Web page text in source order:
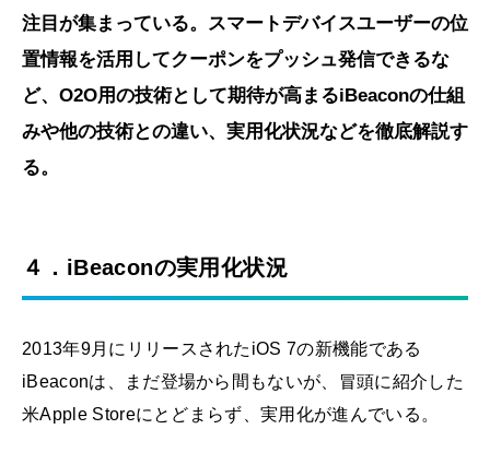
注目が集まっている。スマートデバイスユーザーの位
置情報を活用してクーポンをプッシュ発信できるな
ど、O2O用の技術として期待が高まるiBeaconの仕組
みや他の技術との違い、実用化状況などを徹底解説す
る。
４．iBeaconの実用化状況
2013年9月にリリースされたiOS 7の新機能である
iBeaconは、まだ登場から間もないが、冒頭に紹介した
米Apple Storeにとどまらず、実用化が進んでいる。